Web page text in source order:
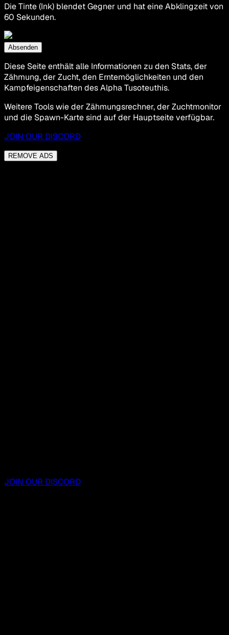
Die Tinte (Ink) blendet Gegner und hat eine Abklingzeit von
60 Sekunden.
Absenden
Diese Seite enthält alle Informationen zu den Stats, der
Zähmung, der Zucht, den Erntemöglichkeiten und den
Kampfeigenschaften des Alpha Tusoteuthis.
Weitere Tools wie der Zähmungsrechner, der Zuchtmonitor
und die Spawn-Karte sind auf der Hauptseite verfügbar.
JOIN OUR DISCORD
REMOVE ADS
JOIN OUR DISCORD